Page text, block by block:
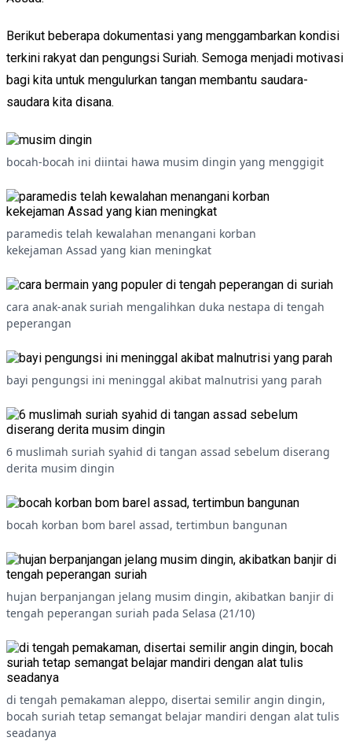
Berikut beberapa dokumentasi yang menggambarkan kondisi
terkini rakyat dan pengungsi Suriah. Semoga menjadi motivasi
bagi kita untuk mengulurkan tangan membantu saudara-
saudara kita disana.
bocah-bocah ini diintai hawa musim dingin yang menggigit
paramedis telah kewalahan menangani korban
kekejaman Assad yang kian meningkat
cara anak-anak suriah mengalihkan duka nestapa di tengah
peperangan
bayi pengungsi ini meninggal akibat malnutrisi yang parah
6 muslimah suriah syahid di tangan assad sebelum diserang
derita musim dingin
bocah korban bom barel assad, tertimbun bangunan
hujan berpanjangan jelang musim dingin, akibatkan banjir di
tengah peperangan suriah pada Selasa (21/10)
di tengah pemakaman aleppo, disertai semilir angin dingin,
bocah suriah tetap semangat belajar mandiri dengan alat tulis
seadanya